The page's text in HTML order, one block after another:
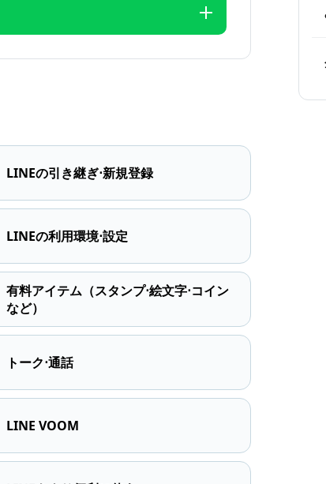
LINEの引き継ぎ⋅新規登録
LINEの利用環境⋅設定
有料アイテム（スタンプ⋅絵文字⋅コイン
など）
トーク⋅通話
LINE VOOM